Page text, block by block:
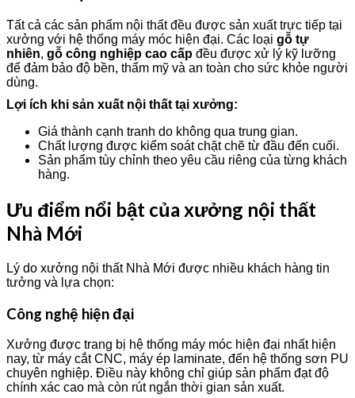
Tất cả các sản phẩm nội thất đều được sản xuất trực tiếp tại
xưởng với hệ thống máy móc hiện đại. Các loại gỗ tự
nhiên, gỗ công nghiệp cao cấp đều được xử lý kỹ lưỡng
để đảm bảo độ bền, thẩm mỹ và an toàn cho sức khỏe người
dùng.
Lợi ích khi sản xuất nội thất tại xưởng:
Giá thành cạnh tranh do không qua trung gian.
Chất lượng được kiểm soát chặt chẽ từ đầu đến cuối.
Sản phẩm tùy chỉnh theo yêu cầu riêng của từng khách
hàng.
Ưu điểm nổi bật của xưởng nội thất
Nhà Mới
Lý do xưởng nội thất Nhà Mới được nhiều khách hàng tin
tưởng và lựa chọn:
Công nghệ hiện đại
Xưởng được trang bị hệ thống máy móc hiện đại nhất hiện
nay, từ máy cắt CNC, máy ép laminate, đến hệ thống sơn PU
chuyên nghiệp. Điều này không chỉ giúp sản phẩm đạt độ
chính xác cao mà còn rút ngắn thời gian sản xuất.